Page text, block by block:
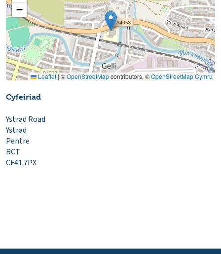
−
Leaflet | ©OpenStreetMapcontributors, ©OpenStreetMap Cymru
Cyfeiriad
Ystrad Road
Ystrad
Pentre
RCT
CF41 7PX